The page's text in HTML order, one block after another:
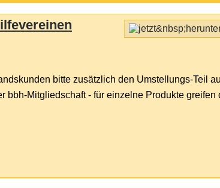
bitte zusätzlich den Umstellungs-Teil
Mitgliedschaft - für einzelne Produkte greifen